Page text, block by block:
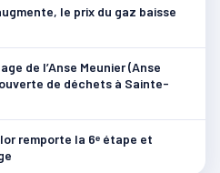
le prix du gaz baisse
de l’Anse Meunier (Anse
de déchets à Sainte-
remporte la 6ᵉ étape et